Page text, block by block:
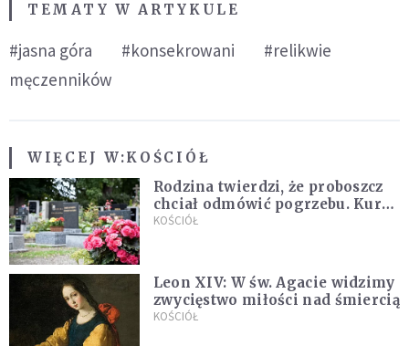
TEMATY W ARTYKULE
#jasna góra #konsekrowani
#relikwie
męczenników
WIĘCEJ W:KOŚCIÓŁ
Rodzina twierdzi, że proboszcz
chciał odmówić pogrzebu. Kuria
zapowiada wyjaśnienia
KOŚCIÓŁ
Leon XIV: W św. Agacie widzimy
zwycięstwo miłości nad śmiercią
KOŚCIÓŁ